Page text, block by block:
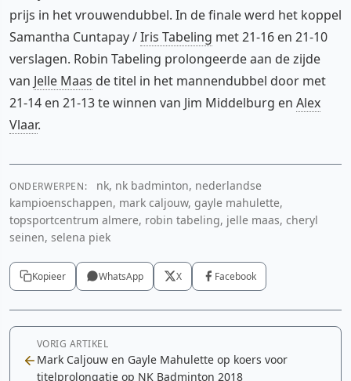
prijs in het vrouwendubbel. In de finale werd het koppel
Samantha Cuntapay /Iris Tabeling met 21-16 en 21-10
verslagen. Robin Tabeling prolongeerde aan de zijde
van Jelle Maas de titel in het mannendubbel door met
21-14 en 21-13 te winnen van Jim Middelburg en Alex
Vlaar.
ONDERWERPEN:
nk, nk badminton, nederlandse
kampioenschappen, mark caljouw, gayle mahulette,
topsportcentrum almere, robin tabeling, jelle maas, cheryl
seinen, selena piek
Kopieer WhatsApp X Facebook
VORIG ARTIKEL
Mark Caljouw en Gayle Mahulette op koers voor
titelprolongatie op NK Badminton 2018